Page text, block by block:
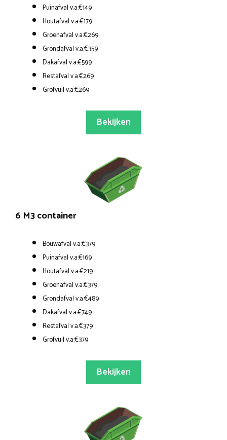
Puinafval v.a.€149
Houtafval v.a.€179
Groenafval v.a.€269
Grondafval v.a.€359
Dakafval v.a.€599
Restafval v.a.€269
Grofvuil v.a.€269
Bekijken
6 M3 container
Bouwafval v.a.€379
Puinafval v.a.€169
Houtafval v.a.€219
Groenafval v.a.€379
Grondafval v.a.€489
Dakafval v.a.€749
Restafval v.a.€379
Grofvuil v.a.€379
Bekijken